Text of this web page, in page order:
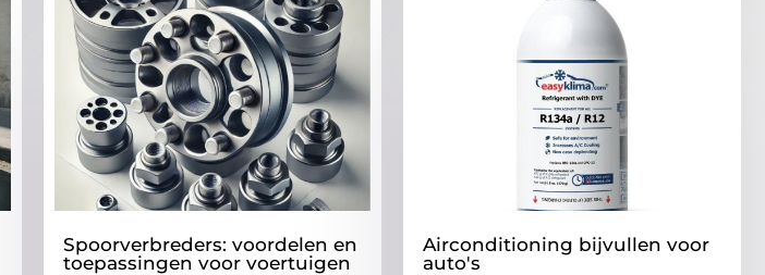
Spoorverbreders: voordelen en
toepassingen voor voertuigen
Airconditioning bijvullen voor
auto's